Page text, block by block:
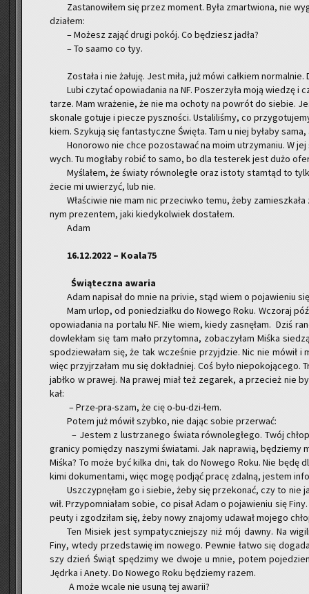
Za­sta­no­wi­łem się przez mo­ment. Była zmar­twio­na, nie
dzia­łem:
– Mo­żesz zająć drugi pokój. Co bę­dziesz jadła?
– To saamo co tyy.
Zo­sta­ła i nie ża­łu­ję. Jest miła, już mówi cał­kiem
Lubi czy­tać opo­wia­da­nia na NF. Po­sze­rzy­ła moją wie­dzę
ta­rze. Mam wra­że­nie, że nie ma ocho­ty na po­wrót do sie­bie.
sko­na­le go­tu­je i pie­cze pysz­no­ści. Usta­li­li­śmy, co
kiem. Szy­ku­ją się fan­ta­stycz­ne Świę­ta. Tam u niej by­ła­by
Ho­no­ro­wo nie chce po­zo­sta­wać na moim utrzy­ma­niu. W
wych. Tu mo­gła­by robić to samo, bo dla te­ste­rek jest dużo
My­śla­łem, że świa­ty rów­no­le­głe oraz isto­ty stam­tąd to
że­cie mi uwie­rzyć, lub nie.
Wła­ści­wie nie mam nic prze­ciw­ko temu, żeby
nym pre­zen­tem, jaki kie­dy­kol­wiek do­sta­łem.
Adam
16.12.2022 – Ko­ala­75
Świą­tecz­na awa­ria
Adam na­pi­sał do mnie na pri­vie, stąd wiem o po­ja­wie­niu
Mam urlop, od po­nie­dział­ku do No­we­go Roku. Wczo­raj
opo­wia­da­nia na por­ta­lu NF. Nie wiem, kiedy za­snę­łam. Dziś
do­wle­kłam się tam mało przy­tom­na, zo­ba­czy­łam Miśka
spo­dzie­wa­łam się, że tak wcze­śnie przyj­dzie. Nic nie mówił i
więc przyj­rza­łam mu się do­kład­niej. Coś było
jabł­ko w pra­wej. Na pra­wej miał też ze­ga­rek, a prze­cież nie
kał:
– Prze-pra-szam, że cię o-bu-dzi-łem.
Potem już mówił szyb­ko, nie dając sobie prze­rwać:
– Je­stem z lu­strza­ne­go świa­ta rów­no­le­głe­go. Twój
gra­ni­cy po­mię­dzy na­szy­mi świa­ta­mi. Jak na­pra­wią, bę­dzie­my
Miśka? To może być kilka dni, tak do No­we­go Roku. Nie
ki­mi do­ku­men­ta­mi, więc mogę pod­jąć pracę zdal­ną, je­stem
Uszczyp­nę­łam go i sie­bie, żeby się prze­ko­nać, czy to nie
wił. Przy­po­mnia­łam sobie, co pisał Adam o po­ja­wie­niu się
peu­ty i zgo­dzi­łam się, żeby nowy zna­jo­my uda­wał mo­je­go
Ten Mi­siek jest sym­pa­tycz­niej­szy niż mój dawny. Na
Finy, wtedy przed­sta­wię im no­we­go. Pew­nie łatwo się
szy dzień Świąt spę­dzi­my we dwoje u mnie, potem
Ję­dr­ka i Anety. Do No­we­go Roku bę­dzie­my razem.
A może wcale nie usuną tej awa­rii?